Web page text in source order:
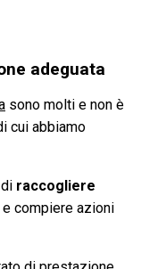
adeguata
sono molti e non è
cui abbiamo
raccogliere
e compiere azioni